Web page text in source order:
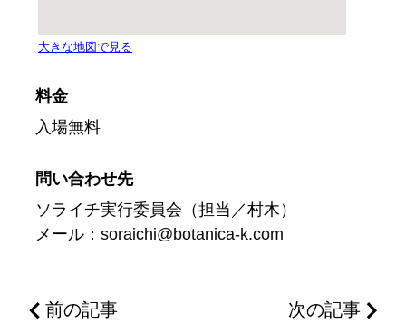
料金
入場無料
問い合わせ先
ソライチ実行委員会（担当／村木）
メール：soraichi@botanica-k.com
前の記事 次の記事